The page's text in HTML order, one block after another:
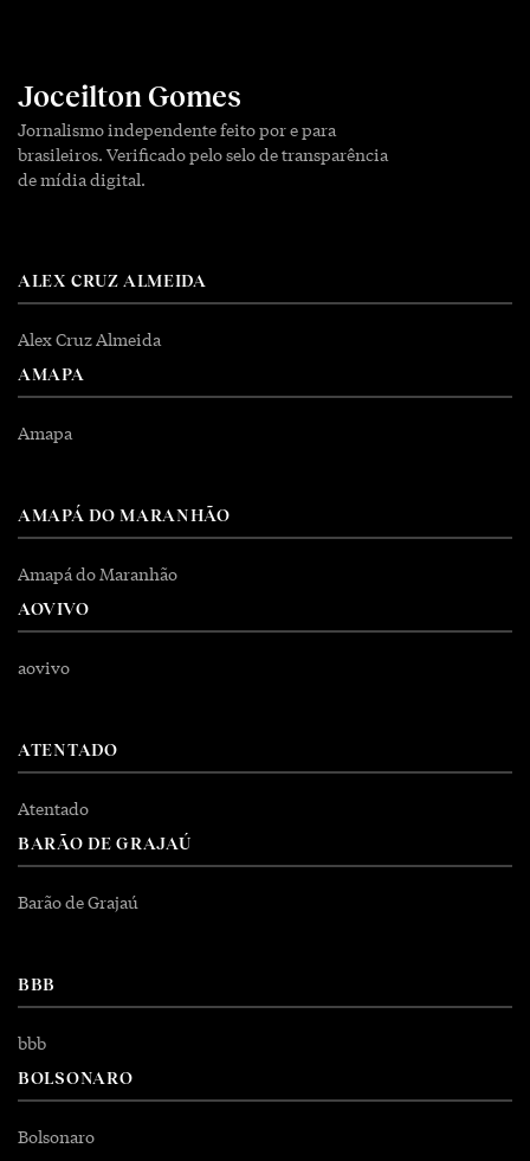
Joceilton Gomes
Jornalismo independente feito por e para
brasileiros. Verificado pelo selo de transparência
de mídia digital.
ALEX CRUZ ALMEIDA
Alex Cruz Almeida
AMAPA
Amapa
AMAPÁ DO MARANHÃO
Amapá do Maranhão
AOVIVO
aovivo
ATENTADO
Atentado
BARÃO DE GRAJAÚ
Barão de Grajaú
BBB
bbb
BOLSONARO
Bolsonaro